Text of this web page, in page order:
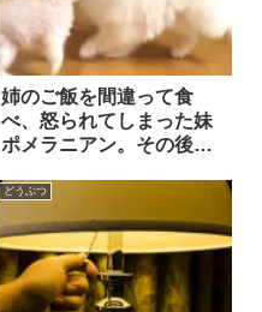
姉のご飯を間違って食
べ、怒られてしまった妹
ポメラニアン。その後の
リ！
どうぶつ